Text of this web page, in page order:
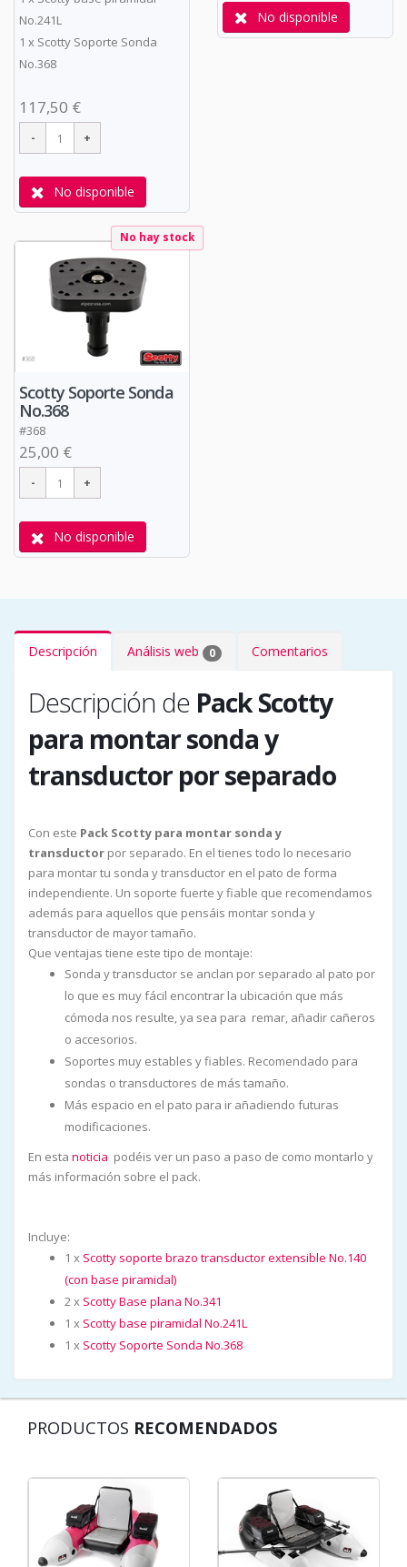
No.241L
1 x Scotty Soporte Sonda
No.368
117,50 €
No disponible
No disponible
No hay stock
Scotty Soporte Sonda
No.368
#368
25,00 €
No disponible
Descripción Análisis web 0 Comentarios
Descripción de Pack Scotty
para montar sonda y
transductor por separado
Con este Pack Scotty para montar sonda y
transductor por separado. En el tienes todo lo necesario
para montar tu sonda y transductor en el pato de forma
independiente. Un soporte fuerte y fiable que recomendamos
además para aquellos que pensáis montar sonda y
transductor de mayor tamaño.
Que ventajas tiene este tipo de montaje:
Sonda y transductor se anclan por separado al pato por
lo que es muy fácil encontrar la ubicación que más
cómoda nos resulte, ya sea para remar, añadir cañeros
o accesorios.
Soportes muy estables y fiables. Recomendado para
sondas o transductores de más tamaño.
Más espacio en el pato para ir añadiendo futuras
modificaciones.
En esta noticia podéis ver un paso a paso de como montarlo y
más información sobre el pack.
Incluye:
1 x Scotty soporte brazo transductor extensible No.140
(con base piramidal)
2 x Scotty Base plana No.341
1 x Scotty base piramidal No.241L
1 x Scotty Soporte Sonda No.368
PRODUCTOS RECOMENDADOS